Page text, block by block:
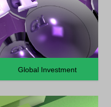
Global Investment